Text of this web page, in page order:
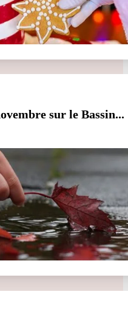
sur le Bassin...